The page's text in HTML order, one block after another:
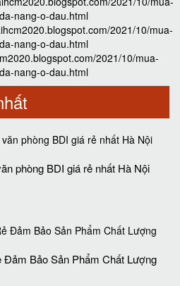
nang-o-dau.html
2021/10/mua-
nang-o-dau.html
2021/10/mua-
nang-o-dau.html
phòng BDI giá rẻ nhất Hà Nội
Đảm Bảo Sản Phẩm Chất Lượng‎